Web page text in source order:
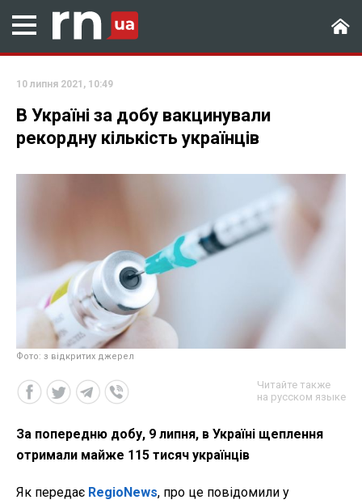
10 липня 2021, 10:49
В Україні за добу вакцинували
рекордну кількість українців
Фото: з відкритих джерел
Читайте также
на русском языке
За попередню добу, 9 липня, в Україні щеплення
отримали майже 115 тисяч українців
Як передає RegioNews, про це повідомили у